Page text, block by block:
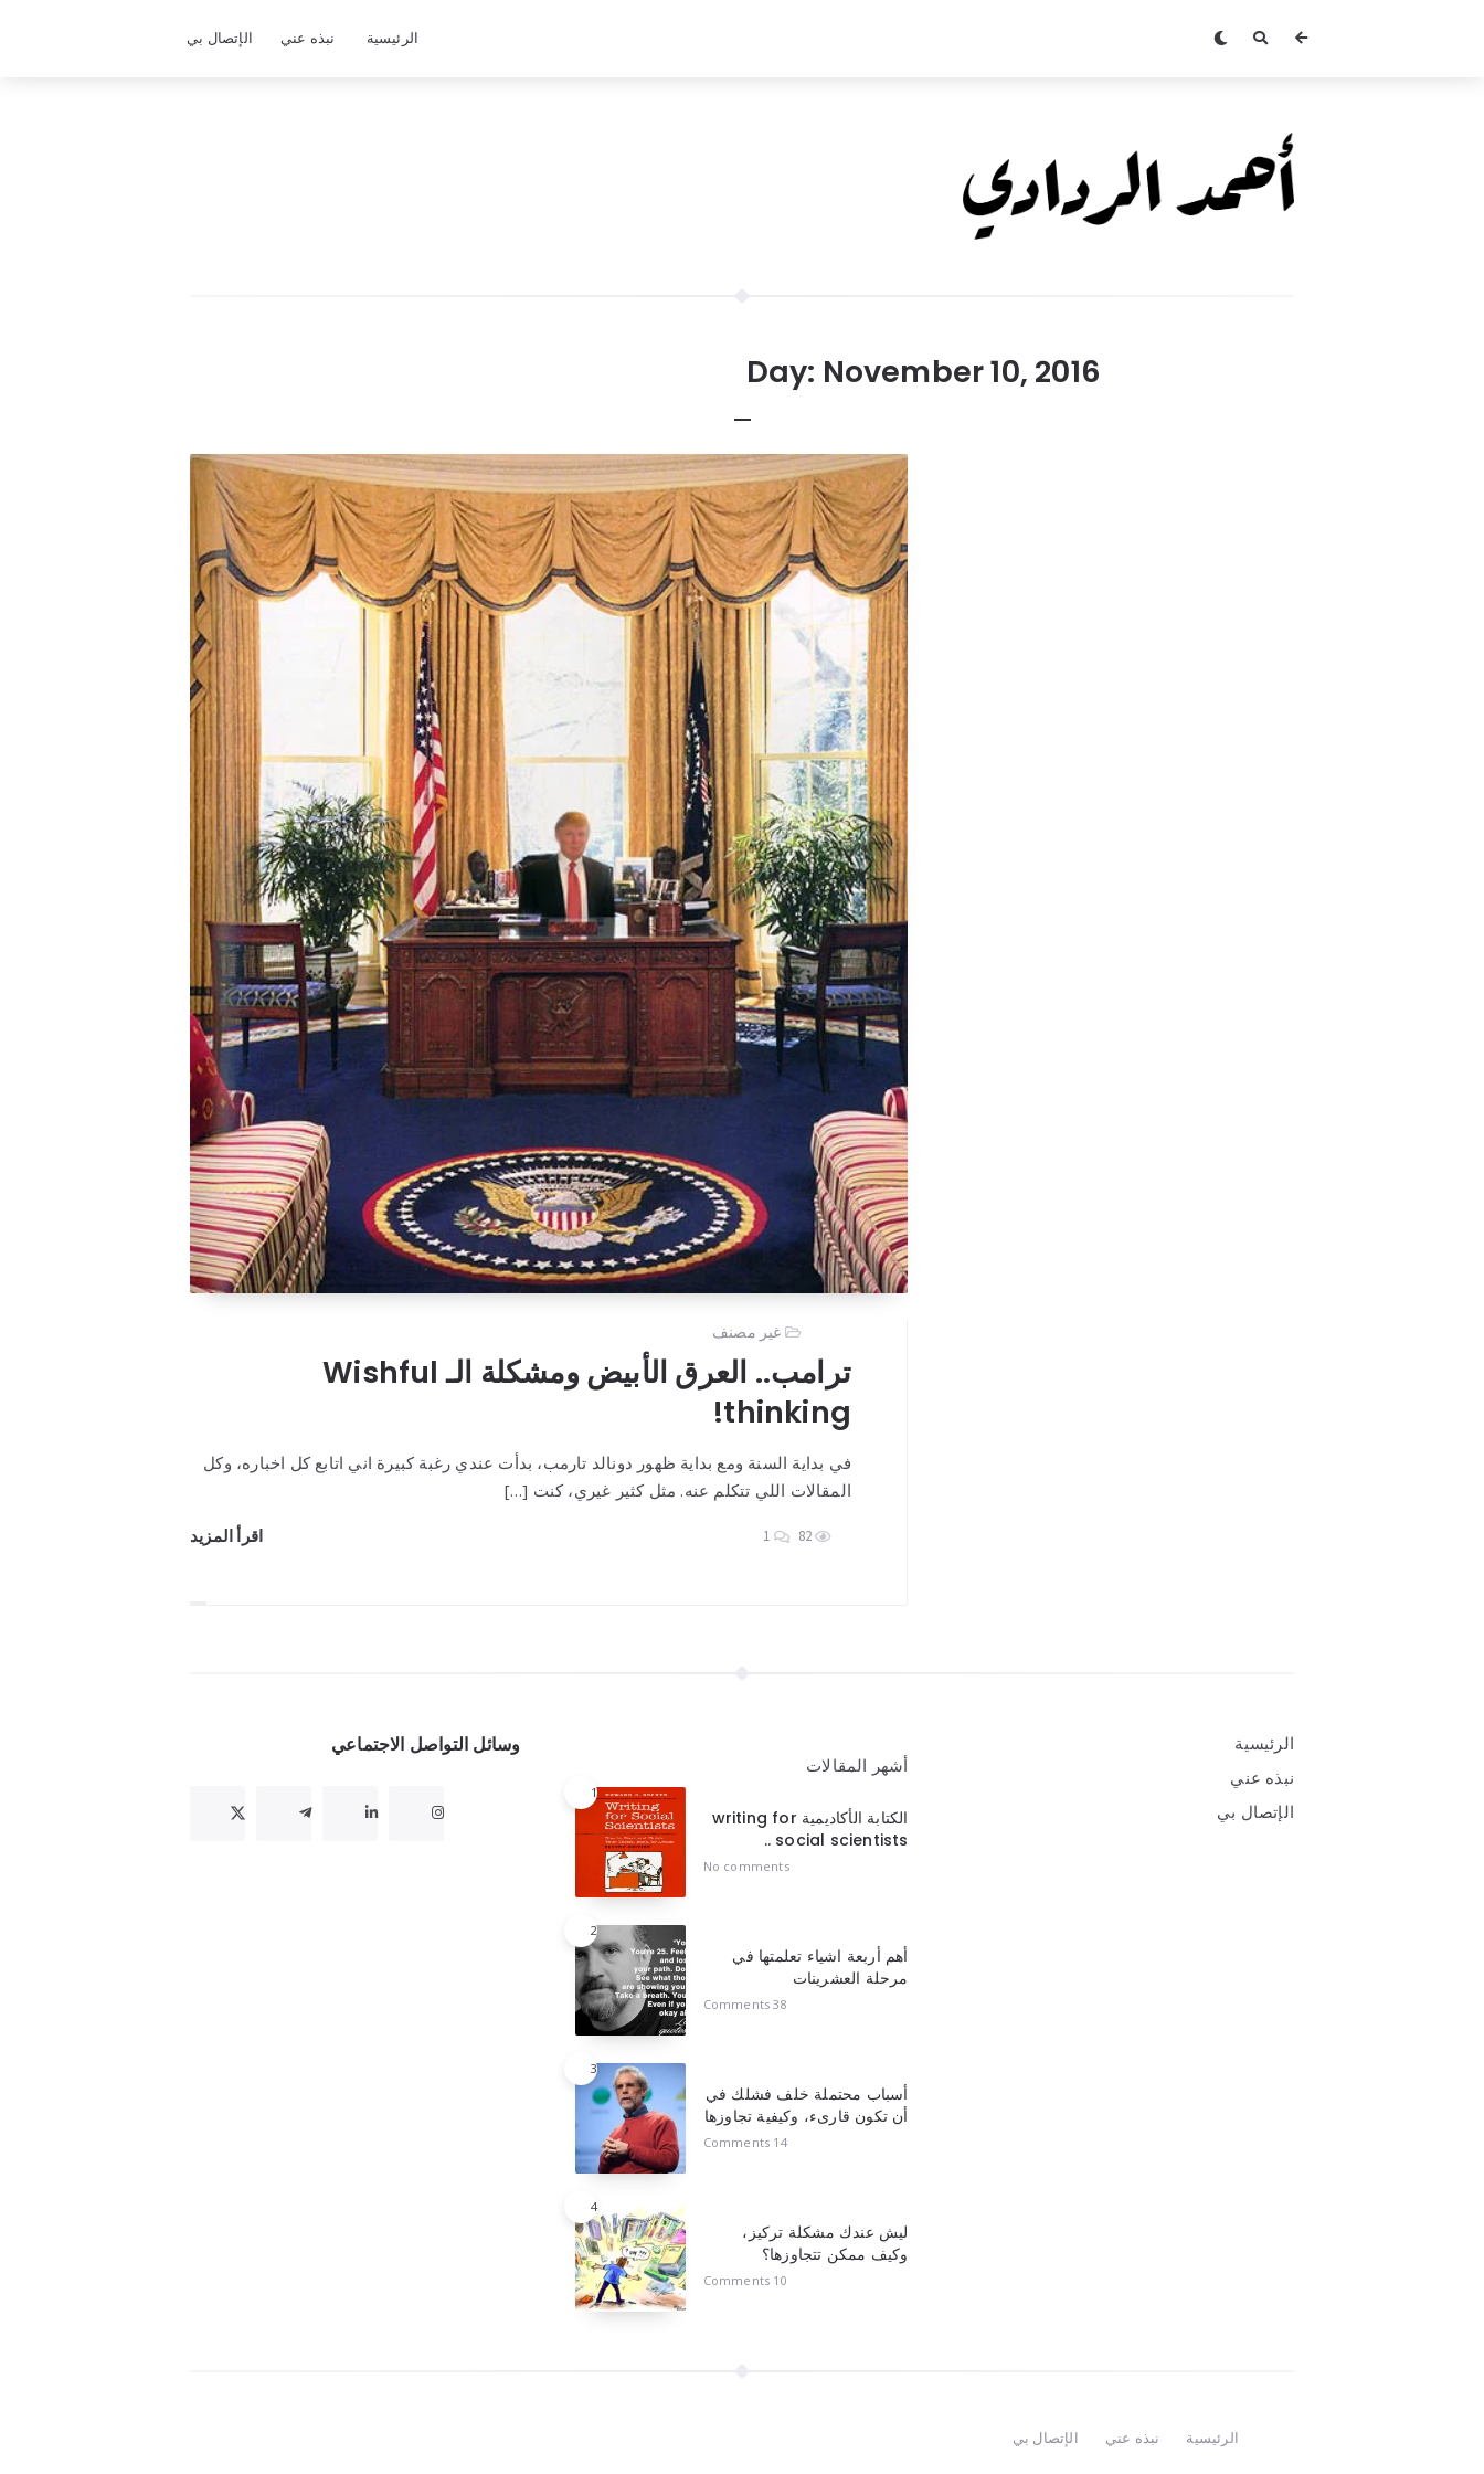
الرئيسية نبذه عني الإتصال بي
Day: November 10, 2016
غير مصنف
ترامب.. العرق الأبيض ومشكلة الـ Wishful
thinking!
في بداية السنة ومع بداية ظهور دونالد تارمب، بدأت عندي رغبة كبيرة اني اتابع كل اخباره، وكل
المقالات اللي تتكلم عنه. مثل كثير غيري، كنت […]
اقرأ المزيد 82
1
وسائل التواصل الاجتماعي
أشهر المقالات
1
الكتابة الأكاديمية writing for
social scientists ..
No comments
2
أهم أربعة اشياء تعلمتها في
مرحلة العشرينات
38 Comments
3
أسباب محتملة خلف فشلك في
أن تكون قارىء، وكيفية تجاوزها
14 Comments
4
ليش عندك مشكلة تركيز،
وكيف ممكن تتجاوزها؟
10 Comments
الرئيسية
نبذه عني
الإتصال بي
الرئيسية نبذه عني الإتصال بي